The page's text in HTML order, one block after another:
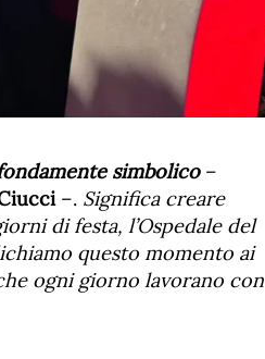
simbolico –
–. Significa creare
di festa, l’Ospedale del
questo momento ai
ogni giorno lavorano con